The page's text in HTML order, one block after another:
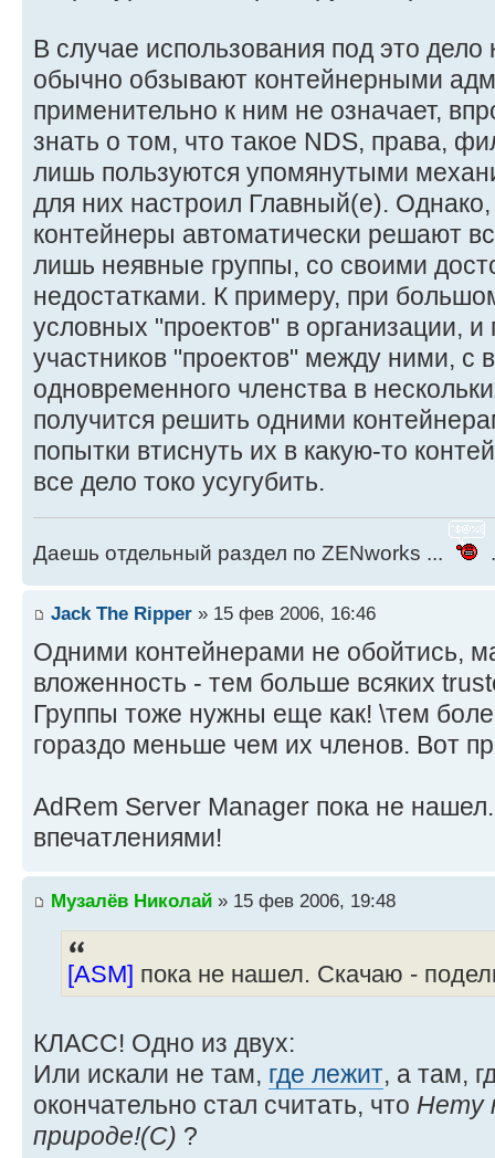
В случае использования под это дело
обычно обзывают контейнерными
применительно к ним не означает,
знать о том, что такое NDS, права,
лишь пользуются упомянутыми
для них настроил Главный(е).
контейнеры автоматически решают
лишь неявные группы, со своими
недостатками. К примеру, при
условных "проектов" в организации,
участников "проектов" между ними, с
одновременного членства в
получится решить одними
попытки втиснуть их в какую-то
все дело токо усугубить.
Даешь отдельный раздел по ZENworks ...
Jack The Ripper » 15 фев 2006, 16:46
Одними контейнерами не обойтись,
вложенность - тем больше всяких
Группы тоже нужны еще как! \тем
гораздо меньше чем их членов. Вот
AdRem Server Manager пока не
впечатлениями!
Музалёв Николай » 15 фев 2006, 19:48
[ASM] пока не нашел. Скачаю -
КЛАСС! Одно из двух:
Или искали не там, где лежит, а там,
окончательно стал считать, что Нету
природе!(С) ?